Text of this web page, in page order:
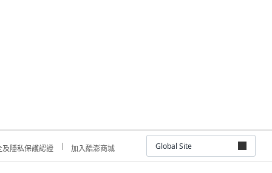
及隱私保護認證 加入酷澎商城 Global Site